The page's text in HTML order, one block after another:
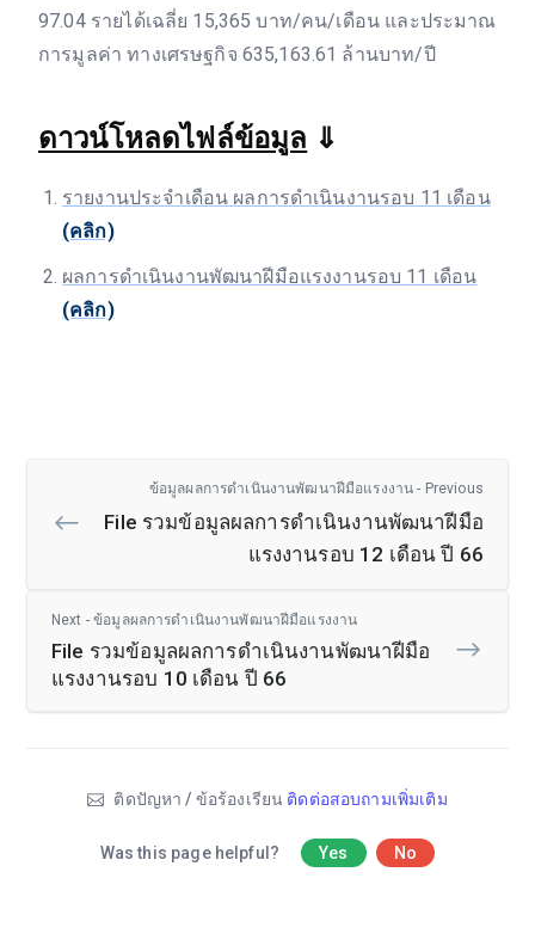
97.04 รายได้เฉลี่ย 15,365 บาท/คน/เดือน และประมาณ
การมูลค่า ทางเศรษฐกิจ 635,163.61 ล้านบาท/ปี
ดาวน์โหลดไฟล์ข้อมูล ⇓
รายงานประจำเดือน ผลการดำเนินงานรอบ 11 เดือน
(คลิก)
ผลการดำเนินงานพัฒนาฝีมือแรงงานรอบ 11 เดือน
(คลิก)
ข้อมูลผลการดำเนินงานพัฒนาฝีมือแรงงาน - Previous
File รวมข้อมูลผลการดำเนินงานพัฒนาฝีมือ
แรงงานรอบ 12 เดือน ปี 66
Next - ข้อมูลผลการดำเนินงานพัฒนาฝีมือแรงงาน
File รวมข้อมูลผลการดำเนินงานพัฒนาฝีมือ
แรงงานรอบ 10 เดือน ปี 66
ติดปัญหา / ข้อร้องเรียน ติดต่อสอบถามเพิ่มเติม
Was this page helpful? Yes No